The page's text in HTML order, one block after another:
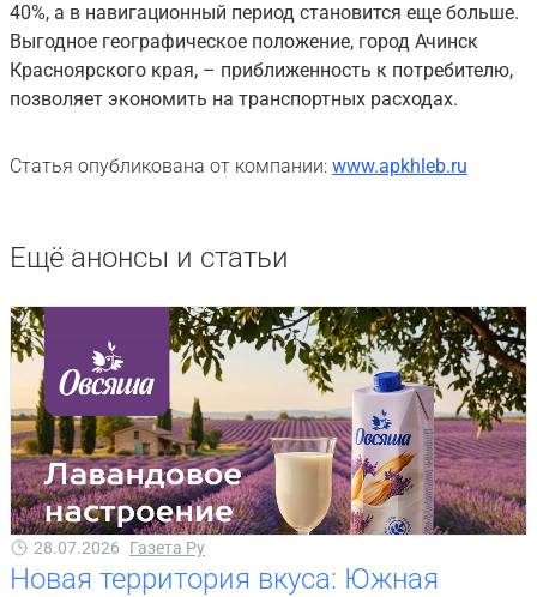
40%, а в навигационный период становится еще больше.
Выгодное географическое положение, город Ачинск
Красноярского края, – приближенность к потребителю,
позволяет экономить на транспортных расходах.
Статья опубликована от компании: www.apkhleb.ru
Ещё анонсы и статьи
28.07.2026 Газета Ру
Новая территория вкуса: Южная